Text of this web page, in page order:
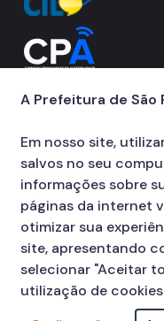
A Prefeitura de São
Em nosso site,
salvos no seu
informações sobre
páginas da internet
otimizar sua
site, apresentando
selecionar "Aceitar
utilização de